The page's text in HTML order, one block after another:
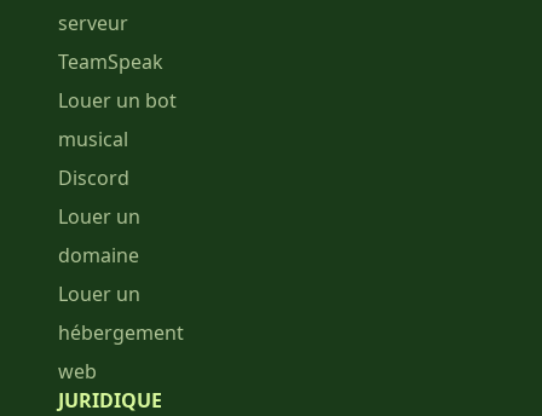
serveur
TeamSpeak
Louer un bot
musical
Discord
Louer un
domaine
Louer un
hébergement
web
JURIDIQUE